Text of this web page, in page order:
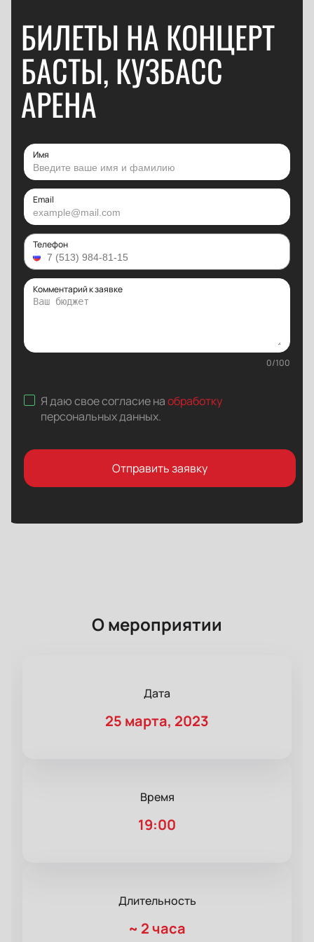
БИЛЕТЫ НА КОНЦЕРТ
БАСТЫ, КУЗБАСС
АРЕНА
Имя
Email
Телефон
Комментарий к заявке
0/100
Я даю свое согласие наобработку
персональных данных.
Отправить заявку
О мероприятии
Дата
25 марта, 2023
Время
19:00
Длительность
~ 2 часа